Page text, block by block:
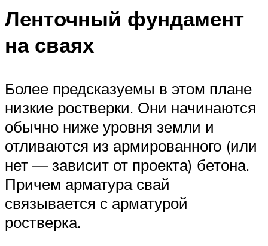
Ленточный фундамент
на сваях
Более предсказуемы в этом плане
низкие ростверки. Они начинаются
обычно ниже уровня земли и
отливаются из армированного (или
нет — зависит от проекта) бетона.
Причем арматура свай
связывается с арматурой
ростверка.